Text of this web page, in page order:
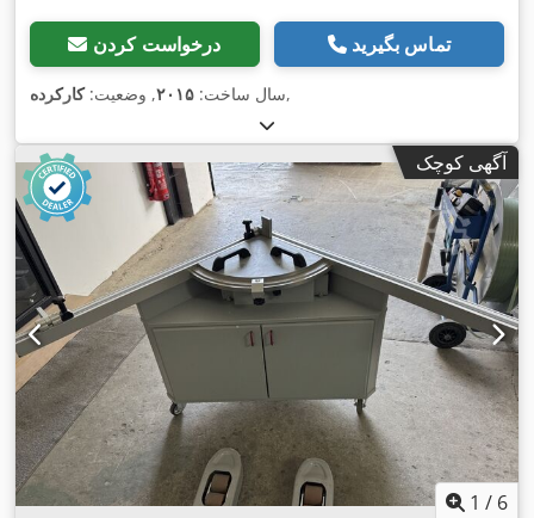
درخواست کردن تماس بگیرید
سال ساخت: ۲۰۱۵, وضعیت:کارکرده ,
آگهی کوچک
1 / 6